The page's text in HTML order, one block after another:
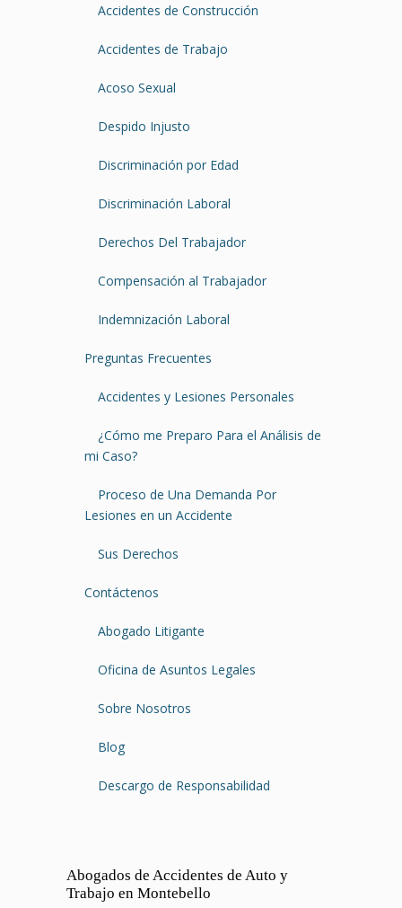
Accidentes de Construcción
Accidentes de Trabajo
Acoso Sexual
Despido Injusto
Discriminación por Edad
Discriminación Laboral
Derechos Del Trabajador
Compensación al Trabajador
Indemnización Laboral
Preguntas Frecuentes
Accidentes y Lesiones Personales
¿Cómo me Preparo Para el Análisis de
mi Caso?
Proceso de Una Demanda Por
Lesiones en un Accidente
Sus Derechos
Contáctenos
Abogado Litigante
Oficina de Asuntos Legales
Sobre Nosotros
Blog
Descargo de Responsabilidad
Abogados de Accidentes de Auto y
Trabajo en Montebello